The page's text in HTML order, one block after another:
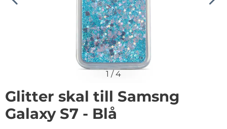
1 /4
Glitter skal till Samsng
Galaxy S7 - Blå